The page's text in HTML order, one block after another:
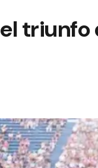
triunfo